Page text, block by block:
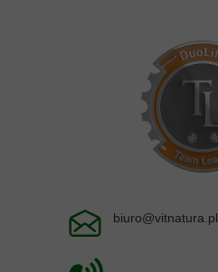
biuro@vitnatura.pl